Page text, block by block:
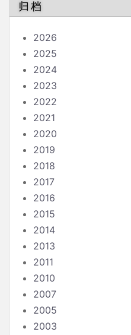
归档
2026
2025
2024
2023
2022
2021
2020
2019
2018
2017
2016
2015
2014
2013
2011
2010
2007
2005
2003